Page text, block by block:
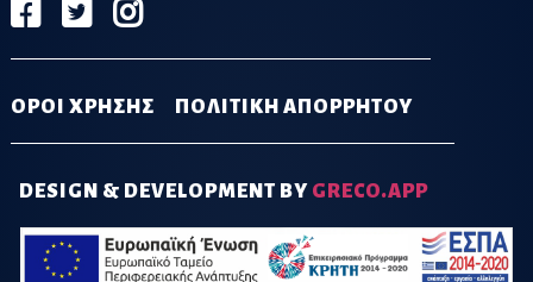
ΟΡΟΙ ΧΡΗΣΗΣ ΠΟΛΙΤΙΚΗ ΑΠΟΡΡΗΤΟΥ
DESIGN & DEVELOPMENT BY GRECO.APP